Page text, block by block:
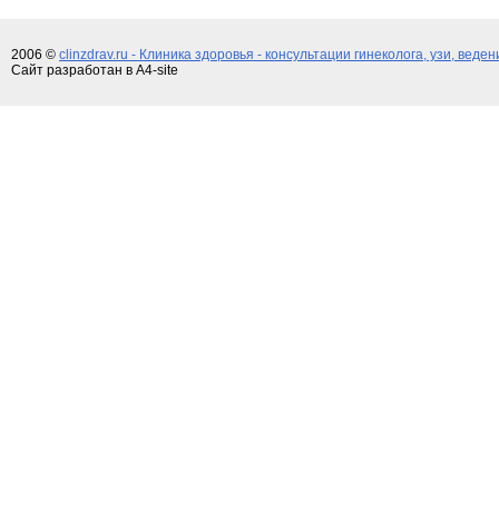
2006 © clinzdrav.ru - Клиника здоровья - консультации гинеколога, узи,
Сайт разработан в A4-site